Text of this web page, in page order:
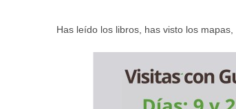
Has leído los libros, has visto los mapas,